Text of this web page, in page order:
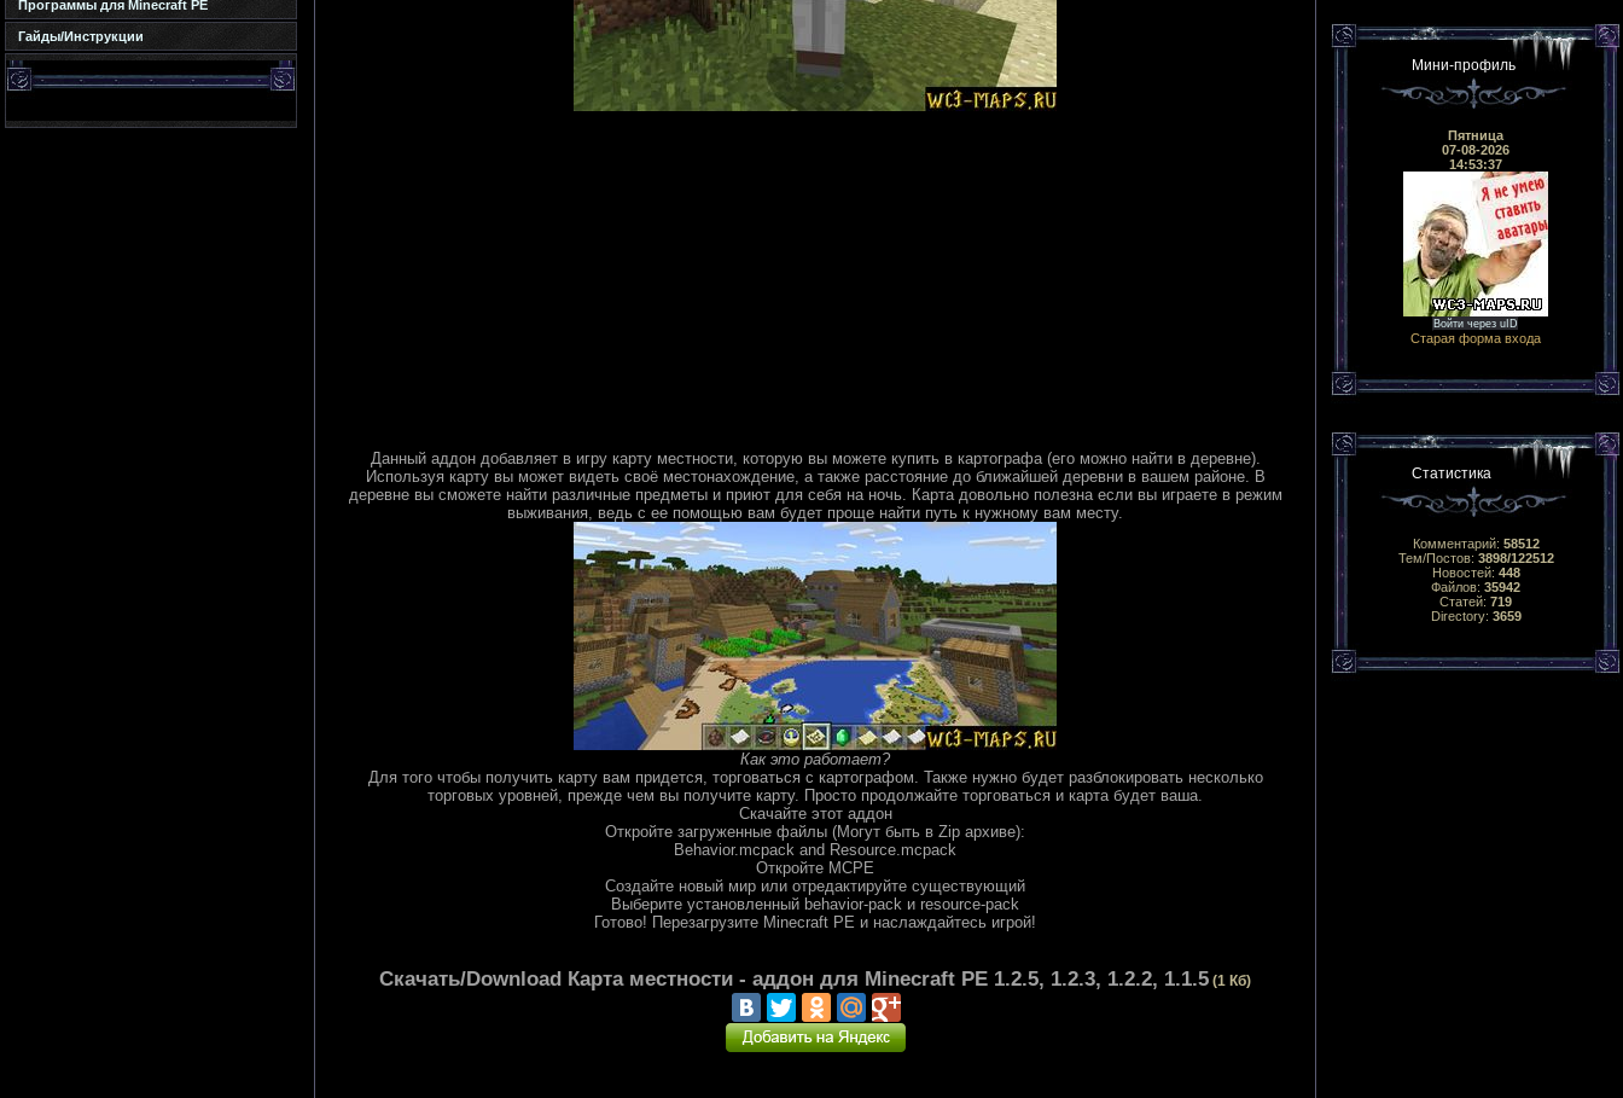
Программы для Minecraft PE
Гайды/Инструкции
Данный аддон добавляет в игру карту местности, которую вы можете купить в картографа (его можно найти в деревне).
Используя карту вы может видеть своё местонахождение, а также расстояние до ближайшей деревни в вашем районе. В
деревне вы сможете найти различные предметы и приют для себя на ночь. Карта довольно полезна если вы играете в режим
выживания, ведь с ее помощью вам будет проще найти путь к нужному вам месту.
Как это работает?
Для того чтобы получить карту вам придется, торговаться с картографом. Также нужно будет разблокировать несколько
торговых уровней, прежде чем вы получите карту. Просто продолжайте торговаться и карта будет ваша.
Скачайте этот аддон
Откройте загруженные файлы (Могут быть в Zip архиве):
Behavior.mcpack and Resource.mcpack
Откройте MCPE
Создайте новый мир или отредактируйте существующий
Выберите установленный behavior-pack и resource-pack
Готово! Перезагрузите Minecraft PE и наслаждайтесь игрой!
Скачать/Download Карта местности - аддон для Minecraft PE 1.2.5, 1.2.3, 1.2.2, 1.1.5 (1 Кб)
Мини-профиль
Пятница
07-08-2026
14:53:37
Войти через uID
Старая форма входа
Статистика
Комментарий: 58512
Тем/Постов: 3898/122512
Новостей: 448
Файлов: 35942
Статей: 719
Directory: 3659